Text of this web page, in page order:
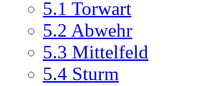
5.1 Torwart
5.2 Abwehr
5.3 Mittelfeld
5.4 Sturm